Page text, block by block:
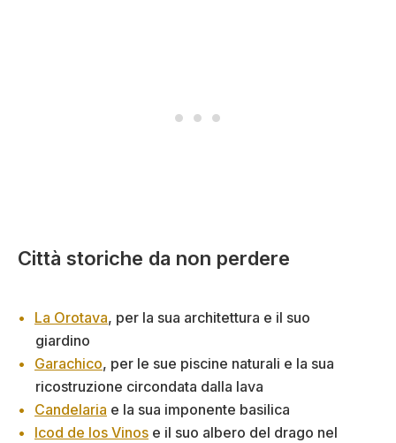
Città storiche da non perdere
La Orotava, per la sua architettura e il suo
giardino
Garachico, per le sue piscine naturali e la sua
ricostruzione circondata dalla lava
Candelaria e la sua imponente basilica
Icod de los Vinos e il suo albero del drago nel